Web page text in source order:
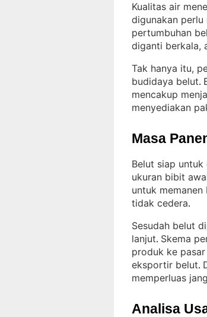
Kualitas air
digunakan
pertumbuhan
diganti berkala,
Tak hanya itu,
budidaya belut.
mencakup
menyediakan
Masa
Belut siap
ukuran bibit
untuk
tidak cedera.
Sesudah belut
lanjut. Skema
produk ke
eksportir belut.
memperluas
Analisa